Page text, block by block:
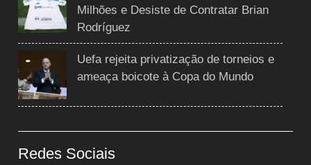
Milhões e Desiste de Contratar Brian
Rodríguez
Uefa rejeita privatização de torneios e
ameaça boicote à Copa do Mundo
Redes Sociais